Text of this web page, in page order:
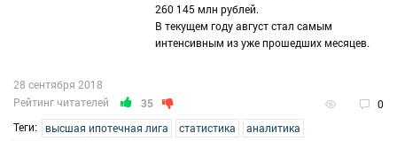
260 145 млн рублей.
В текущем году август стал самым
интенсивным из уже прошедших месяцев.
Рейтинг читателей 35 0
28 сентября 2018
Теги: высшая ипотечная лига статистика
аналитика